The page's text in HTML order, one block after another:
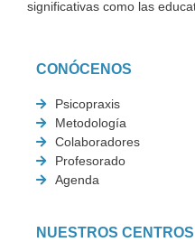
significativas como las
CONÓCENOS
Psicopraxis
Metodología
Colaboradores
Profesorado
Agenda
NUESTROS CENTROS